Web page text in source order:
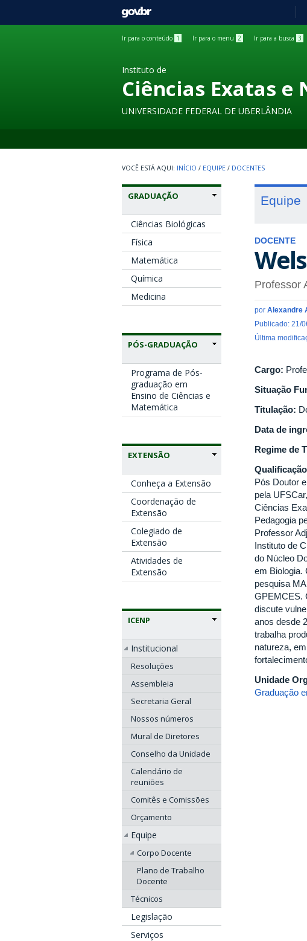
GOVBR
Ir para o conteúdo 1 Ir para o menu 2 Ir para a busca 3
Instituto de
Ciências Exatas
UNIVERSIDADE FEDERAL DE UBERLÂNDIA
INÍCIO / EQUIPE / DOCENTES
GRADUAÇÃO
Ciências Biológicas
Física
Matemática
Química
Medicina
PÓS-GRADUAÇÃO
Programa de Pós-
graduação em
Ensino de Ciências e
Matemática
EXTENSÃO
Conheça a Extensão
Coordenação de
Extensão
Colegiado de
Extensão
Atividades de
Extensão
ICENP
Institucional
Resoluções
Assembleia
Secretaria Geral
Nossos números
Mural de Diretores
Conselho da Unidade
Calendário de
reuniões
Comitês e Comissões
Orçamento
Equipe
Corpo Docente
Plano de Trabalho
Docente
Técnicos
Legislação
Serviços
Equipe
DOCENTE
Professor
por Alexandre
Publicado: 21/
Última
Cargo:
Situação
Titulação:
Data de
Regime de
Pós Doutor
pela
Ciências
Pedagogia
Professor
Instituto de
do Núcleo
em Biologia.
pesquisa
GPEMCES.
discute
anos desde
trabalha
natureza,
Unidade
Graduação